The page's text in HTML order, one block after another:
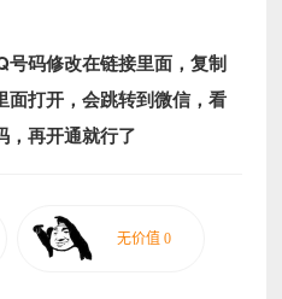
码修改在链接里面，复制
打开，会跳转到微信，看
，再开通就行了